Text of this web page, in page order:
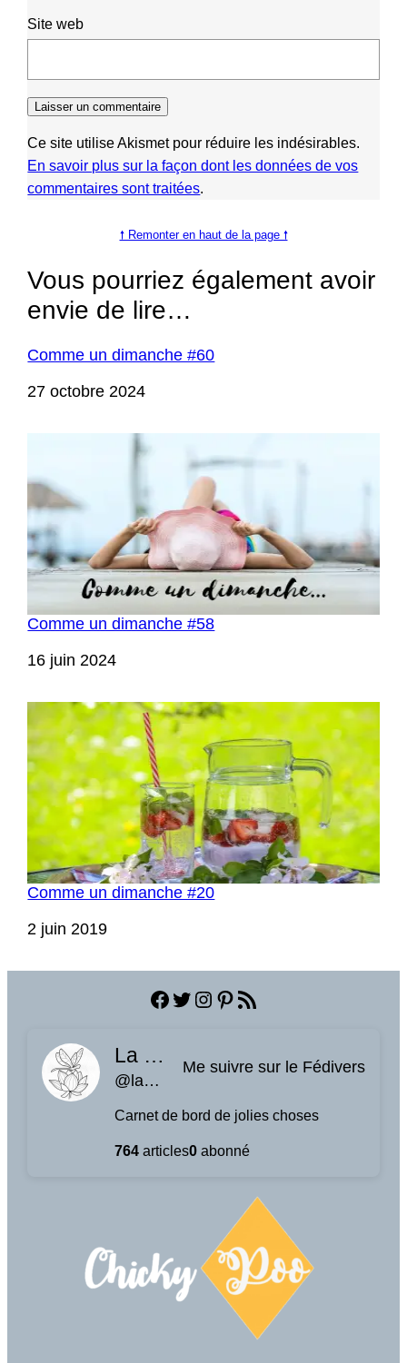
Site web
Ce site utilise Akismet pour réduire les indésirables.
En savoir plus sur la façon dont les données de vos
commentaires sont traitées.
🠕 Remonter en haut de la page 🠕
Vous pourriez également avoir
envie de lire…
Comme un dimanche #60
Date
27 octobre 2024
Comme un dimanche #58
Date
16 juin 2024
Comme un dimanche #20
Date
2 juin 2019
Facebook
Twitter
Instagram
Pinterest
Flux RSS
La planque à libellules
@laplanquealibellules.fr@www.laplanquealibellules.fr
Me suivre sur le Fédivers
Carnet de bord de jolies choses
764 articles0 abonné